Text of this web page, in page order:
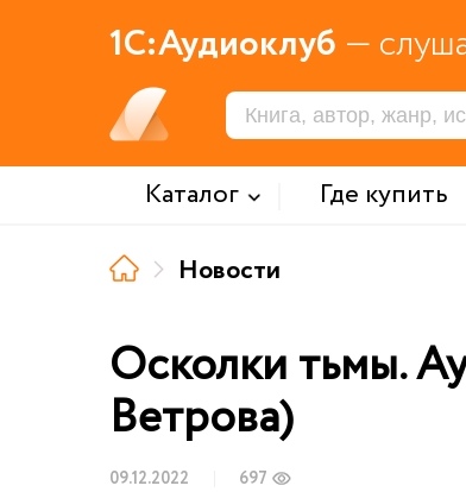
1С:Аудиоклуб —
Каталог Где купить
Новости
Осколки тьмы.
Ветрова)
09.12.2022 697